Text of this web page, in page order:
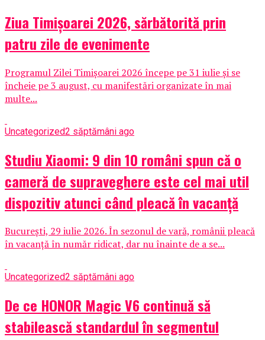
Ziua Timișoarei 2026, sărbătorită prin
patru zile de evenimente
Programul Zilei Timișoarei 2026 începe pe 31 iulie și se
încheie pe 3 august, cu manifestări organizate în mai
multe...
Uncategorized2 săptămâni ago
Studiu Xiaomi: 9 din 10 români spun că o
cameră de supraveghere este cel mai util
dispozitiv atunci când pleacă în vacanță
București, 29 iulie 2026. În sezonul de vară, românii pleacă
în vacanță în număr ridicat, dar nu înainte de a se...
Uncategorized2 săptămâni ago
De ce HONOR Magic V6 continuă să
stabilească standardul în segmentul